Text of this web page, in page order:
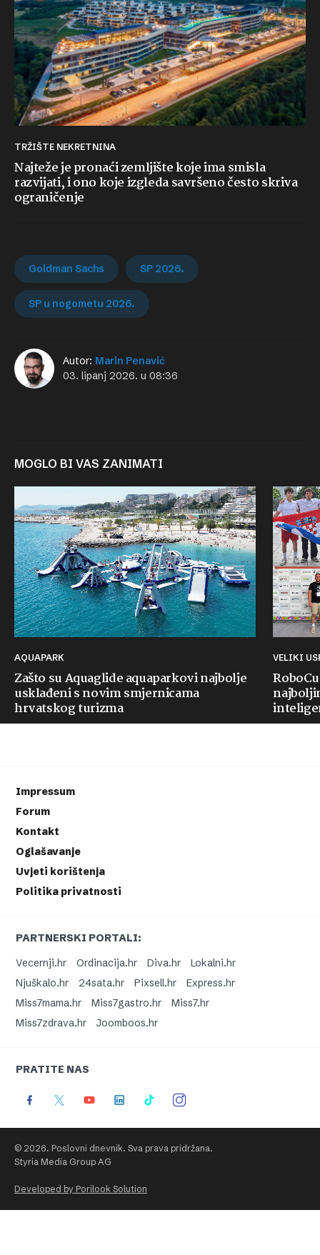
TRŽIŠTE NEKRETNINA
Najteže je pronaći zemljište koje ima smisla
razvijati, i ono koje izgleda savršeno često skriva
ograničenje
Goldman Sachs SP 2026.
SP u nogometu 2026.
Autor: Marin Penavić
03. lipanj 2026. u 08:36
MOGLO BI VAS ZANIMATI
AQUAPARK
Zašto su Aquaglide aquaparkovi najbolje
usklađeni s novim smjernicama
hrvatskog turizma
VELIKI
Impressum
Forum
Kontakt
Oglašavanje
Uvjeti korištenja
Politika privatnosti
PARTNERSKI PORTALI:
Vecernji.hr
Ordinacija.hr Diva.hr
Lokalni.hr
Njuškalo.hr
24sata.hr Pixsell.hr
Express.hr
Miss7mama.hr
Miss7gastro.hr
Miss7.hr
Miss7zdrava.hr
Joomboos.hr
PRATITE NAS
© 2026. Poslovni dnevnik. Sva prava pridržana.
Styria Media Group AG
Developed by Porilook Solution